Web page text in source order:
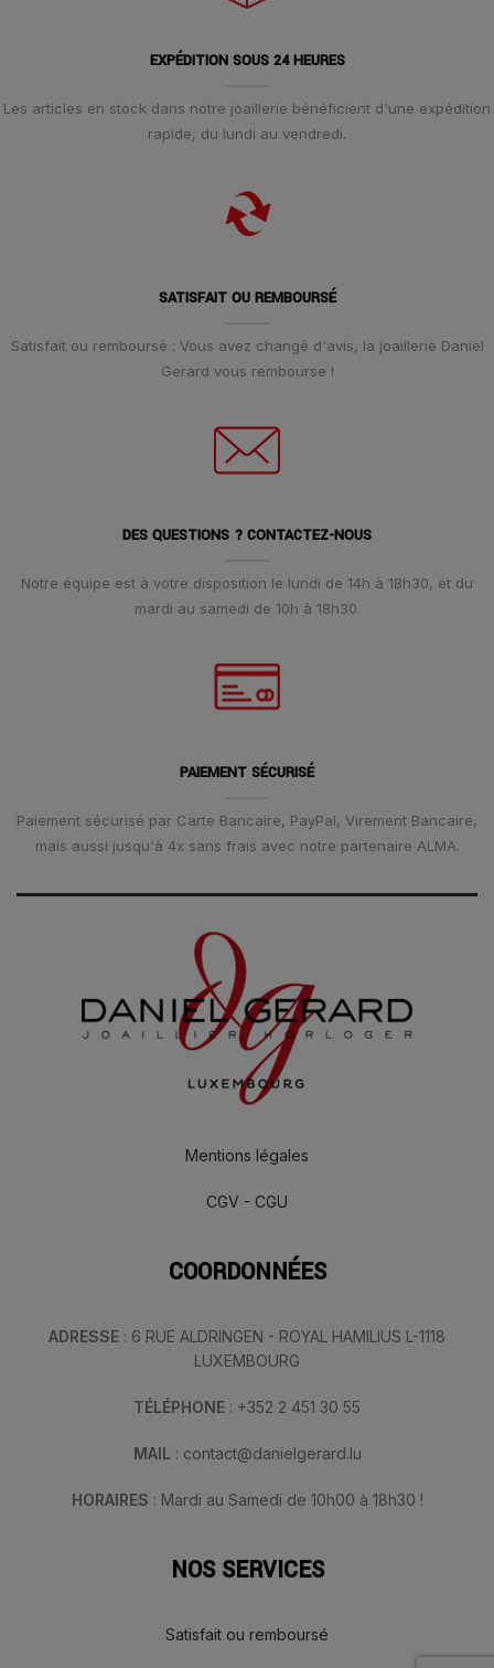
EXPÉDITION SOUS 24 HEURES
Les articles en stock dans notre joaillerie bénéficient d'une expédition
rapide, du lundi au vendredi.
SATISFAIT OU REMBOURSÉ
Satisfait ou remboursé : Vous avez changé d'avis, la joaillerie Daniel
Gerard vous rembourse !
DES QUESTIONS ? CONTACTEZ-NOUS
Notre équipe est à votre disposition le lundi de 14h à 18h30, et du
mardi au samedi de 10h à 18h30.
PAIEMENT SÉCURISÉ
Paiement sécurisé par Carte Bancaire, PayPal, Virement Bancaire,
mais aussi jusqu'à 4x sans frais avec notre partenaire ALMA.
Mentions légales
CGV - CGU
COORDONNÉES
ADRESSE : 6 RUE ALDRINGEN - ROYAL HAMILIUS L-1118
LUXEMBOURG
TÉLÉPHONE : +352 2 451 30 55
MAIL : contact@danielgerard.lu
HORAIRES : Mardi au Samedi de 10h00 à 18h30 !
NOS SERVICES
Satisfait ou remboursé